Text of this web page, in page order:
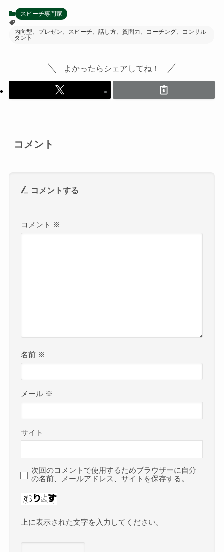
スピーチ専門家
内向型、プレゼン、スピーチ、話し方、質問力、コーチング、コンサル
タント
よかったらシェアしてね！
コメント
コメントする
コメント ※
名前 ※
メール ※
サイト
次回のコメントで使用するためブラウザーに自分
の名前、メールアドレス、サイトを保存する。
上に表示された文字を入力してください。